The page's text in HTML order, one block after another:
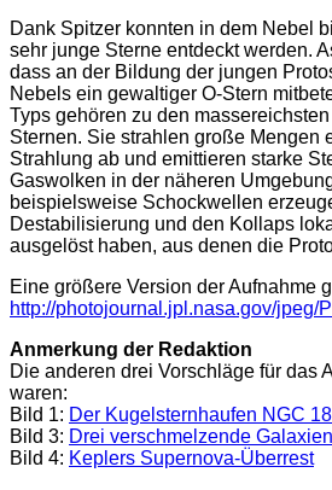
Dank Spitzer konnten in dem Nebel
sehr junge Sterne entdeckt werden.
dass an der Bildung der jungen
Nebels ein gewaltiger O-Stern
Typs gehören zu den
Sternen. Sie strahlen große Mengen
Strahlung ab und emittieren starke
Gaswolken in der näheren
beispielsweise Schockwellen
Destabilisierung und den Kollaps
ausgelöst haben, aus denen die
Eine größere Version der Aufnahme
http://photojournal.jpl.nasa.gov/jpeg/
Anmerkung der Redaktion
Die anderen drei Vorschläge für das
waren:
Bild 1: Der Kugelsternhaufen NGC
Bild 3: Drei verschmelzende Galaxien
Bild 4: Keplers Supernova-Überrest